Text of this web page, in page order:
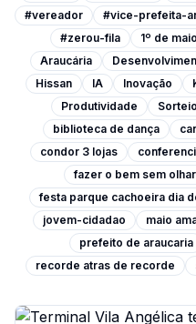
#vereador
#vice-prefeita-
#zerou-fila
1º de
Araucária
Hissan
IA Inovação
Produtividade
Sorteio
biblioteca de dança
condor 3 lojas
fazer o bem sem
festa parque cachoeira dia
jovem-cidadao
maio
prefeito de araucaria
recorde atras de recorde